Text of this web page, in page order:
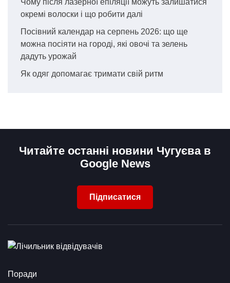
Чому після лазерної епіляції можуть залишатися
окремі волоски і що робити далі
Посівний календар на серпень 2026: що ще
можна посіяти на городі, які овочі та зелень
дадуть урожай
Як одяг допомагає тримати свій ритм
Читайте останні новини Чугуєва в
Google News
Підписатися
Поради